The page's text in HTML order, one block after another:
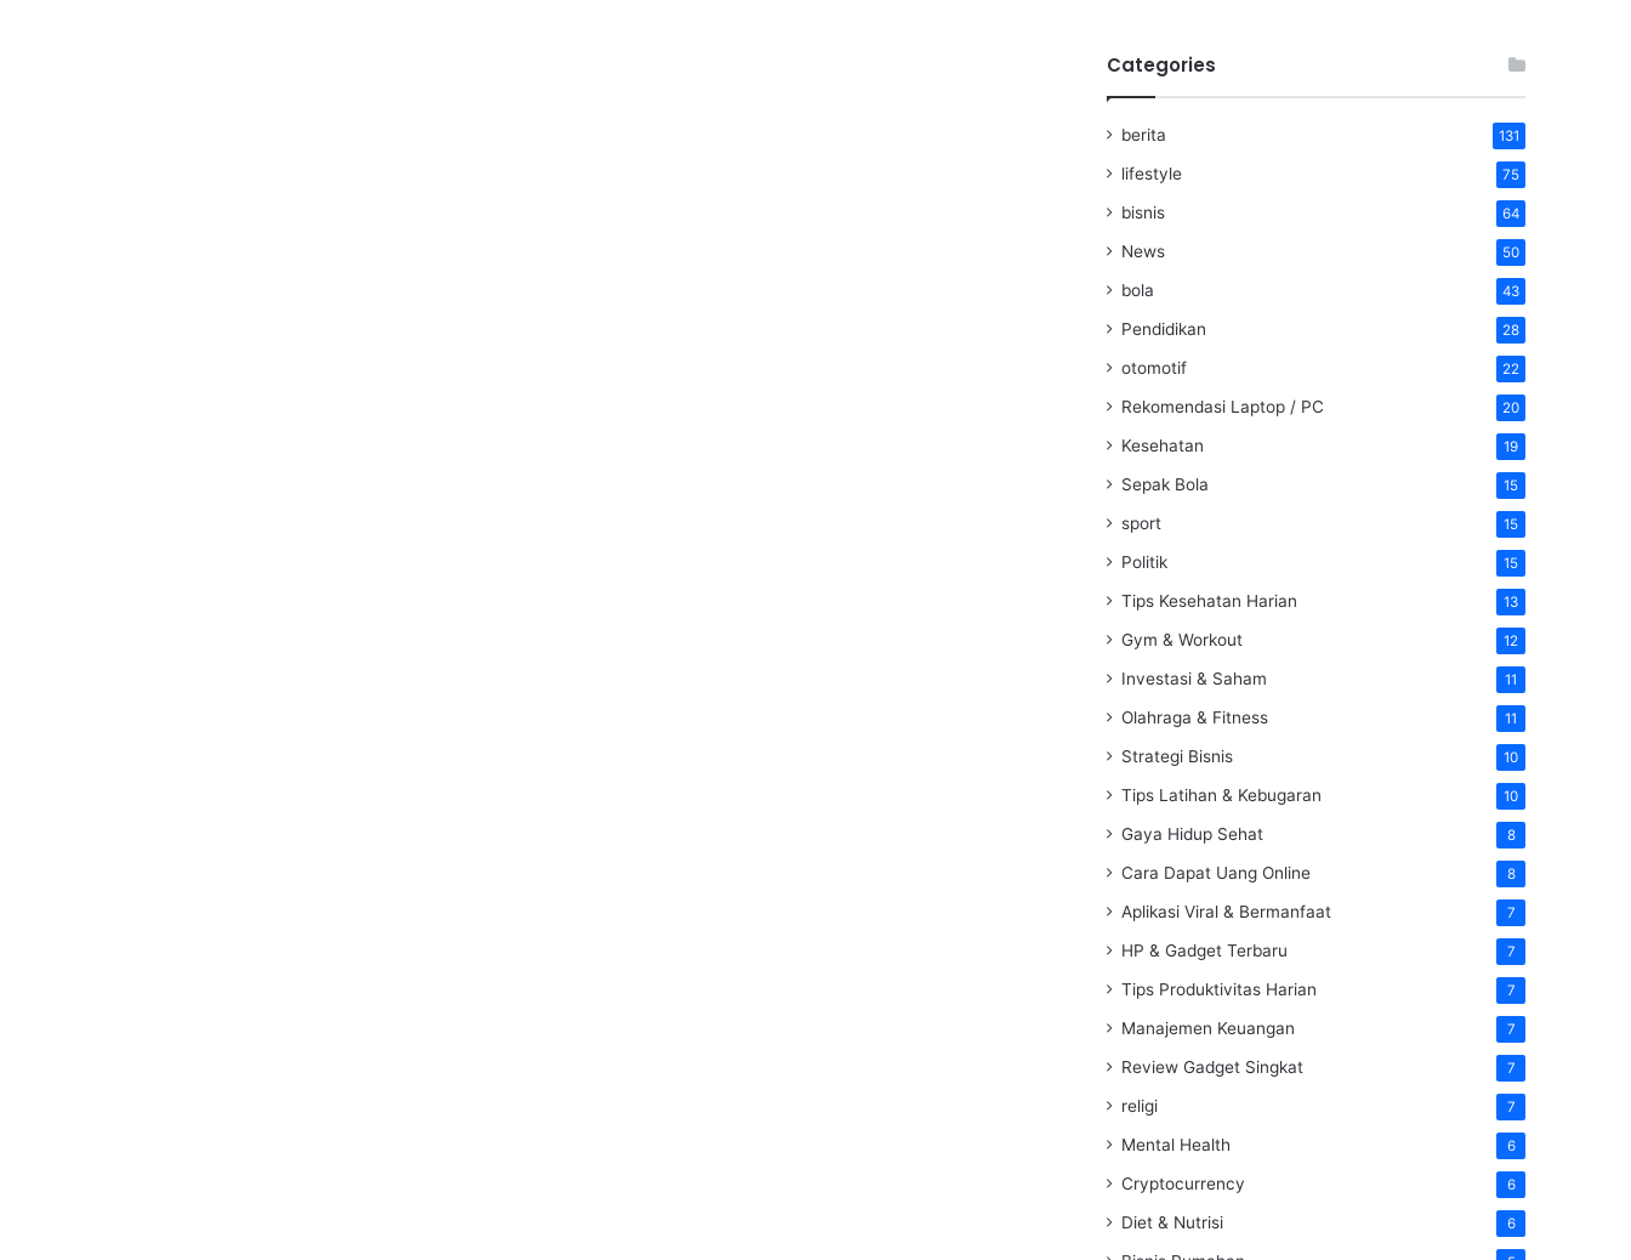
Categories
berita 131
lifestyle 75
bisnis 64
News 50
bola 43
Pendidikan 28
otomotif 22
Rekomendasi Laptop / PC 20
Kesehatan 19
Sepak Bola 15
sport 15
Politik 15
Tips Kesehatan Harian 13
Gym & Workout 12
Investasi & Saham 11
Olahraga & Fitness 11
Strategi Bisnis 10
Tips Latihan & Kebugaran 10
Gaya Hidup Sehat 8
Cara Dapat Uang Online 8
Aplikasi Viral & Bermanfaat 7
HP & Gadget Terbaru 7
Tips Produktivitas Harian 7
Manajemen Keuangan 7
Review Gadget Singkat 7
religi 7
Mental Health 6
Cryptocurrency 6
Diet & Nutrisi 6